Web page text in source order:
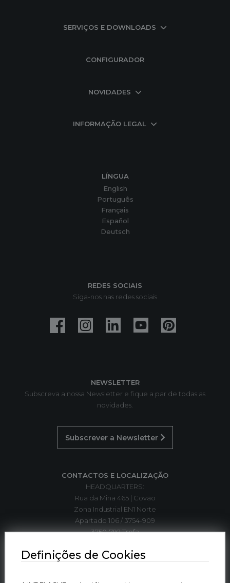
SERVIÇOS E DOWNLOADS
CONFIGURADOR
NOVIDADES
INFORMAÇÃO LEGAL
LÍNGUA
English
Português
Français
Español
Deutsch
REDES SOCIAIS
Siga-nos nas redes sociais
NEWSLETTER
Subscreva a nossa Newsletter e fique a par de todas as
novidades.
Subscrever a Newsletter
CONTACTOS E LOCALIZAÇÃO
HEADQUARTERS:
Rua da Mina 465 | Covão
Zona Industrial EN1 Norte
Apartado 106 / 3754-909
3750-792 Trofa
Definições de Cookies